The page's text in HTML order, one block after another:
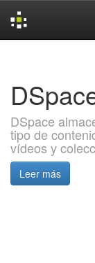
DSpace
tipo de
vídeos y
Leer más